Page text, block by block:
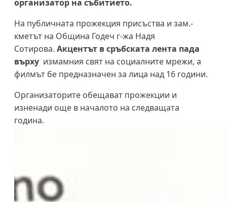
организатор на събитието.
На публичната прожекция присъства и зам.-
кметът на Община Годеч г-жа Надя
Сотирова. Акцентът в сръбската лента пада
върху измамния свят на социалните мрежи, а
филмът бе предназначен за лица над 16 години.
Организаторите обещават прожекции и
изненади още в началото на следващата
година.